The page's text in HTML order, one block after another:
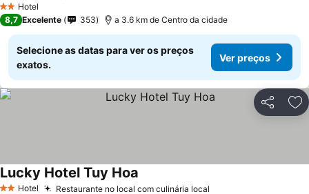
2 Estrelas
Hotel
8,7 Excelente 353 a 3.6 km de Centro da cidade
Selecione as datas para ver os preços
exatos.
Ver preços
Partilhar
Hotel Restaurante no local com culinária local
Lucky Hotel Tuy Hoa